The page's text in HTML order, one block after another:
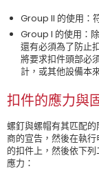
Group II 的使用：
Group I 的使用：
還有必須為了防止
將要求扣件頭部必
計，或其他設備本
扣件的應力與
螺釘與螺帽有其匹配
商的宣告，然後在執
的扣件上，然後依下
應力：